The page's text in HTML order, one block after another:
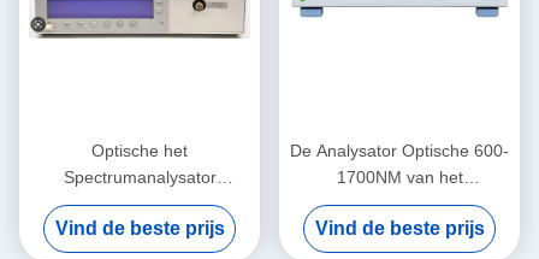
Optische het
Spectrumanalysator
Duurzame Benchtop van
Keysightagilent 86140A
Vind de beste prijs
De Analysator Optische 600-
1700NM van het
telecommunicatieaq6370d
Yokogawa Spectrum
Vind de beste prijs